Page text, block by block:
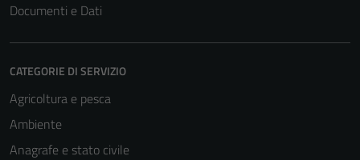
Documenti e Dati
CATEGORIE DI SERVIZIO
Agricoltura e pesca
Ambiente
Anagrafe e stato civile